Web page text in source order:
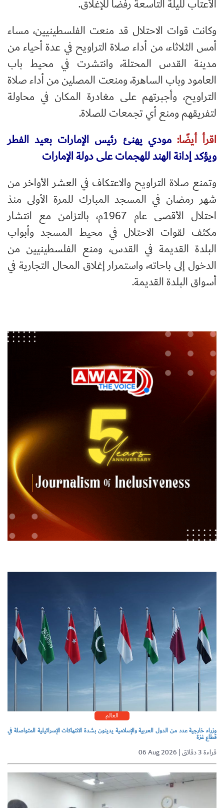
العالم
وزراء خارجية عدد من الدول العربية والإسلامية يدينون بشدة الانتهاكات الإسرائيلية المتواصلة في
قطاع غزة
06 Aug 2026 | قراءة 3 دقائق
الأعتاب لليلة التاسعة رفضا للإغلاق.
وكانت قوات الاحتلال قد منعت الفلسطينيين، مساء
أمس الثلاثاء، من أداء صلاة التراويح في عدة أحياء من
مدينة القدس المحتلة، وانتشرت في محيط باب
العامود وباب الساهرة، ومنعت المصلين من أداء صلاة
التراويح، وأجبرتهم على مغادرة المكان في محاولة
لتفريقهم ومنع أي تجمعات للصلاة.
اقرأ أيضًا: مودي يهنئ رئيس الإمارات بعيد الفطر
ويؤكد إدانة الهند للهجمات على دولة الإمارات
وتمنع صلاة التراويح والاعتكاف في العشر الأواخر من
شهر رمضان في المسجد المبارك للمرة الأولى منذ
احتلال الأقصى عام 1967م، بالتزامن مع انتشار
مكثف لقوات الاحتلال في محيط المسجد وأبواب
البلدة القديمة في القدس، ومنع الفلسطينيين من
الدخول إلى باحاته، واستمرار إغلاق المحال التجارية في
أسواق البلدة القديمة.